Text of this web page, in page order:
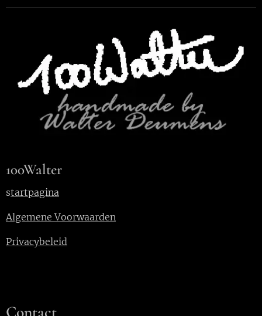
100Walter
startpagina
Algemene Voorwaarden
Privacybeleid